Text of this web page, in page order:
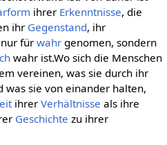
ihrer Erkenntnisse, die
ihr Gegenstand, ihr
für wahrgenomen, sondern
wahr ist.Wo sich die Menschen
vereinen, was sie durch ihr
sie von einander halten,
ihrer Verhältnisse als ihre
Geschichte zu ihrer